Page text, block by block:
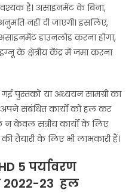
है। असाइनमेंट के बिना,
नहीं दी जाएगी। इसलिए,
डाउनलोड करना होगा,
के क्षेत्रीय केंद्र में जमा करना
गई पुस्तकों या अध्ययन सामग्री का
संबंधित कार्यों को हल कर
केवल सत्रीय कार्यों के लिए
तैयारी के लिए भी लाभकारी हैं।
5पर्यावरण
2022-23 हल